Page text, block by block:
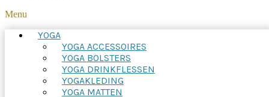
Menu
YOGA
YOGA ACCESSOIRES
YOGA BOLSTERS
YOGA DRINKFLESSEN
YOGAKLEDING
YOGA MATTEN